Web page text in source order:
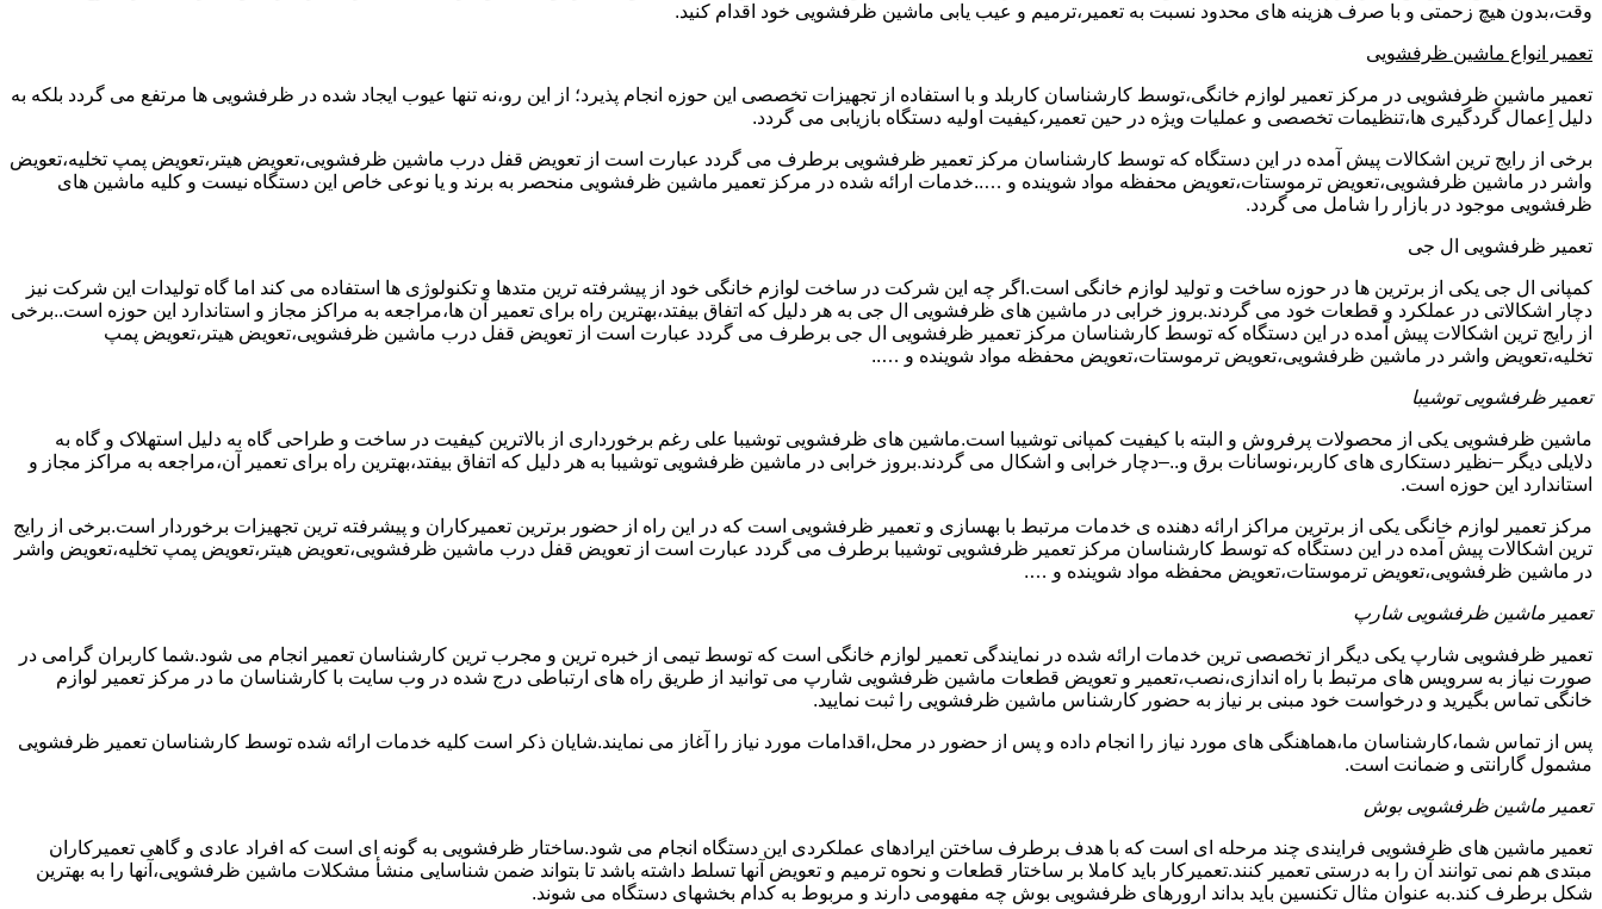
وقت،بدون هیچ زحمتی و با صرف هزینه های محدود نسبت به تعمیر،ترمیم و عیب یابی ماشین ظرفشویی خود اقدام کنید.
تعمیر انواع ماشین ظرفشویی
تعمیر ماشین ظرفشویی در مرکز تعمیر لوازم خانگی،توسط کارشناسان کاربلد و با استفاده از تجهیزات تخصصی این حوزه انجام پذیرد؛ از این رو،نه تنها عیوب ایجاد شده در ظرفشویی ها مرتفع می گردد بلکه به
دلیل اِعمال گردگیری ها،تنظیمات تخصصی و عملیات ویژه در حین تعمیر،کیفیت اولیه دستگاه بازیابی می گردد.
برخی از رایج ترین اشکالات پیش آمده در این دستگاه که توسط کارشناسان مرکز تعمیر ظرفشویی برطرف می گردد عبارت است از تعویض قفل درب ماشین ظرفشویی،تعویض هیتر،تعویض پمپ تخلیه،تعویض
واشر در ماشین ظرفشویی،تعویض ترموستات،تعویض محفظه مواد شوینده و …..خدمات ارائه شده در مرکز تعمیر ماشین ظرفشویی منحصر به برند و یا نوعی خاص این دستگاه نیست و کلیه ماشین های
ظرفشویی موجود در بازار را شامل می گردد.
تعمیر ظرفشویی ال جی
کمپانی ال جی یکی از برترین ها در حوزه ساخت و تولید لوازم خانگی است.اگر چه این شرکت در ساخت لوازم خانگی خود از پیشرفته ترین متدها و تکنولوژی ها استفاده می کند اما گاه تولیدات این شرکت نیز
دچار اشکالاتی در عملکرد و قطعات خود می گردند.بروز خرابی در ماشین های ظرفشویی ال جی به هر دلیل که اتفاق بیفتد،بهترین راه برای تعمیر آن ها،مراجعه به مراکز مجاز و استاندارد این حوزه است..برخی
از رایج ترین اشکالات پیش آمده در این دستگاه که توسط کارشناسان مرکز تعمیر ظرفشویی ال جی برطرف می گردد عبارت است از تعویض قفل درب ماشین ظرفشویی،تعویض هیتر،تعویض پمپ
تخلیه،تعویض واشر در ماشین ظرفشویی،تعویض ترموستات،تعویض محفظه مواد شوینده و …..
تعمیر ظرفشویی توشیبا
ماشین ظرفشویی یکی از محصولات پرفروش و البته با کیفیت کمپانی توشیبا است.ماشین های ظرفشویی توشیبا علی رغم برخورداری از بالاترین کیفیت در ساخت و طراحی گاه به دلیل استهلاک و گاه به
دلایلی دیگر –نظیر دستکاری های کاربر،نوسانات برق و..–دچار خرابی و اشکال می گردند.بروز خرابی در ماشین ظرفشویی توشیبا به هر دلیل که اتفاق بیفتد،بهترین راه برای تعمیر آن،مراجعه به مراکز مجاز و
استاندارد این حوزه است.
مرکز تعمیر لوازم خانگی یکی از برترین مراکز ارائه دهنده ی خدمات مرتبط با بهسازی و تعمیر ظرفشویی است که در این راه از حضور برترین تعمیرکاران و پیشرفته ترین تجهیزات برخوردار است.برخی از رایج
ترین اشکالات پیش آمده در این دستگاه که توسط کارشناسان مرکز تعمیر ظرفشویی توشیبا برطرف می گردد عبارت است از تعویض قفل درب ماشین ظرفشویی،تعویض هیتر،تعویض پمپ تخلیه،تعویض واشر
در ماشین ظرفشویی،تعویض ترموستات،تعویض محفظه مواد شوینده و ….
تعمیر ماشین ظرفشویی شارپ
تعمیر ظرفشویی شارپ یکی دیگر از تخصصی ترین خدمات ارائه شده در نمایندگی تعمیر لوازم خانگی است که توسط تیمی از خبره ترین و مجرب ترین کارشناسان تعمیر انجام می شود.شما کاربران گرامی در
صورت نیاز به سرویس های مرتبط با راه اندازی،نصب،تعمیر و تعویض قطعات ماشین ظرفشویی شارپ می توانید از طریق راه های ارتباطی درج شده در وب سایت با کارشناسان ما در مرکز تعمیر لوازم
خانگی تماس بگیرید و درخواست خود مبنی بر نیاز به حضور کارشناس ماشین ظرفشویی را ثبت نمایید.
پس از تماس شما،کارشناسان ما،هماهنگی های مورد نیاز را انجام داده و پس از حضور در محل،اقدامات مورد نیاز را آغاز می نمایند.شایان ذکر است کلیه خدمات ارائه شده توسط کارشناسان تعمیر ظرفشویی
مشمول گارانتی و ضمانت است.
تعمیر ماشین ظرفشویی بوش
تعمیر ماشین های ظرفشویی فرایندی چند مرحله ای است که با هدف برطرف ساختن ایرادهای عملکردی این دستگاه انجام می شود.ساختار ظرفشویی به گونه ای است که افراد عادی و گاهی تعمیرکاران
مبتدی هم نمی توانند آن را به درستی تعمیر کنند.تعمیرکار باید کاملا بر ساختار قطعات و نحوه ترمیم و تعویض آنها تسلط داشته باشد تا بتواند ضمن شناسایی منشأ مشکلات ماشین ظرفشویی،آنها را به بهترین
شکل برطرف کند.به عنوان مثال تکنسین باید بداند ارورهای ظرفشویی بوش چه مفهومی دارند و مربوط به کدام بخشهای دستگاه می شوند.